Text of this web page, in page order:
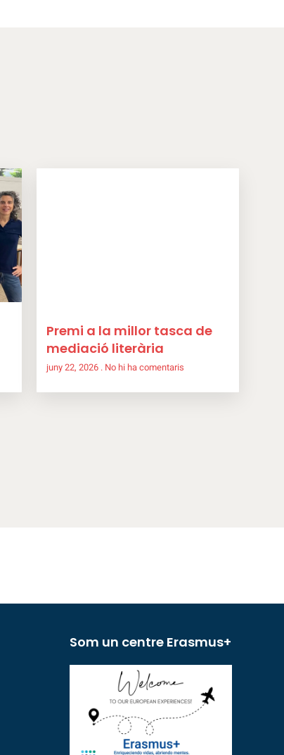
Premi a la millor tasca de
mediació literària
juny 22, 2026 No hi ha comentaris
Som un centre Erasmus+